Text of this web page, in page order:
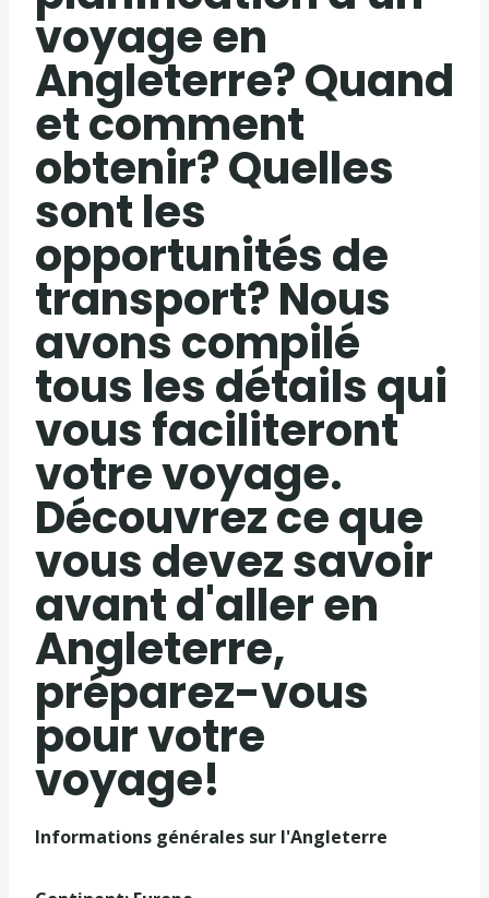
voyage en
Angleterre? Quand
et comment
obtenir? Quelles
sont les
opportunités de
transport? Nous
avons compilé
tous les détails qui
vous faciliteront
votre voyage.
Découvrez ce que
vous devez savoir
avant d'aller en
Angleterre,
préparez-vous
pour votre
voyage!
Informations générales sur l'Angleterre